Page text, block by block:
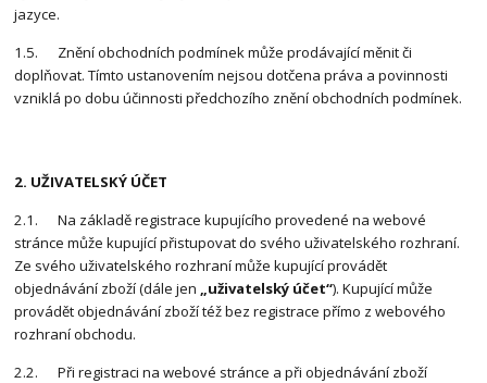
jazyce.
1.5. Znění obchodních podmínek může prodávající měnit či
doplňovat. Tímto ustanovením nejsou dotčena práva a povinnosti
vzniklá po dobu účinnosti předchozího znění obchodních podmínek.
2. UŽIVATELSKÝ ÚČET
2.1. Na základě registrace kupujícího provedené na webové
stránce může kupující přistupovat do svého uživatelského rozhraní.
Ze svého uživatelského rozhraní může kupující provádět
objednávání zboží (dále jen „uživatelský účet“). Kupující může
provádět objednávání zboží též bez registrace přímo z webového
rozhraní obchodu.
2.2. Při registraci na webové stránce a při objednávání zboží